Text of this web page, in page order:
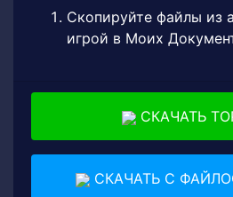
Скопируйте файлы из
игрой в Моих
СКАЧАТЬ
СКАЧАТЬ С